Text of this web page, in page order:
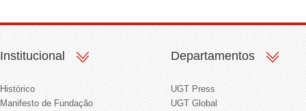
Institucional
Histórico
Manifesto de Fundação
Departamentos
UGT Press
UGT Global